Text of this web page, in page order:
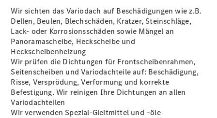
Übersicht
140 Jahre
Innovation
Mercedes-
Benz
Store
Wir sichten das Variodach auf Beschädigungen wie z.B.
Dellen, Beulen, Blechschäden, Kratzer, Steinschläge,
Lack- oder Korrosionsschäden sowie Mängel an
Panoramascheibe, Heckscheibe und
Heckscheibenheizung
Wir prüfen die Dichtungen für Frontscheibenrahmen,
Seitenscheiben und Variodachteile auf: Beschädigung,
Risse, Versprödung, Verformung und korrekte
Befestigung. Wir reinigen Ihre Dichtungen an allen
Variodachteilen
Wir verwenden Spezial-Gleitmittel und –öle